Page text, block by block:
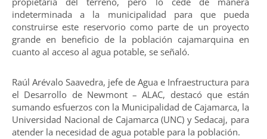
indeterminada a la municipalidad para que pueda
construirse este reservorio como parte de un proyecto
grande en beneficio de la población cajamarquina en
cuanto al acceso al agua potable, se señaló.
Raúl Arévalo Saavedra, jefe de Agua e Infraestructura para
el Desarrollo de Newmont – ALAC, destacó que están
sumando esfuerzos con la Municipalidad de Cajamarca, la
Universidad Nacional de Cajamarca (UNC) y Sedacaj, para
atender la necesidad de agua potable para la población.